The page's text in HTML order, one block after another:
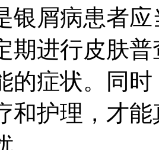
银屑病患者
期进行皮肤
的症状。同
和护理，才